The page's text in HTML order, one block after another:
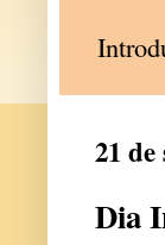
21
Dia